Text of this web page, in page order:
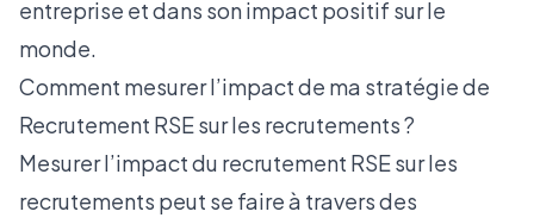
entreprise et dans son impact positif sur le
monde.
Comment mesurer l’impact de ma stratégie de
Recrutement RSE sur les recrutements ?
Mesurer l’impact du recrutement RSE sur les
recrutements peut se faire à travers des